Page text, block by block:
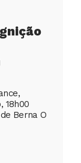
18h00
Berna O